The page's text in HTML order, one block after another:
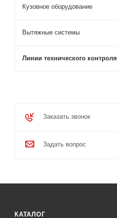
Кузовное оборудование
Вытяжные системы
Линии технического контроля
Заказать звонок
Задать вопрос
КАТАЛОГ